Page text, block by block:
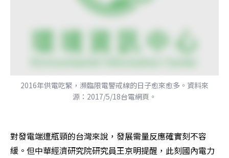
2016年供電吃緊，瀕臨限電警戒線的日子愈來愈多。資料來
源：2017/5/18台電網頁。
對發電端遭瓶頸的台灣來說，發展需量反應確實刻不容
緩。但中華經濟研究院研究員王京明提醒，此刻國內電力